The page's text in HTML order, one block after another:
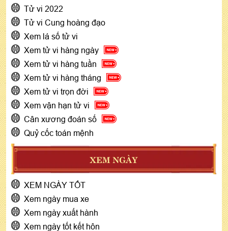
Tử vi 2022
Tử vi Cung hoàng đạo
Xem lá số tử vi
Xem tử vi hàng ngày
Xem tử vi hàng tuần
Xem tử vi hàng tháng
Xem tử vi trọn đời
Xem vận hạn tử vi
Cân xương đoán số
Quỷ cốc toán mệnh
XEM NGÀY
XEM NGÀY TỐT
Xem ngày mua xe
Xem ngày xuất hành
Xem ngày tốt kết hôn